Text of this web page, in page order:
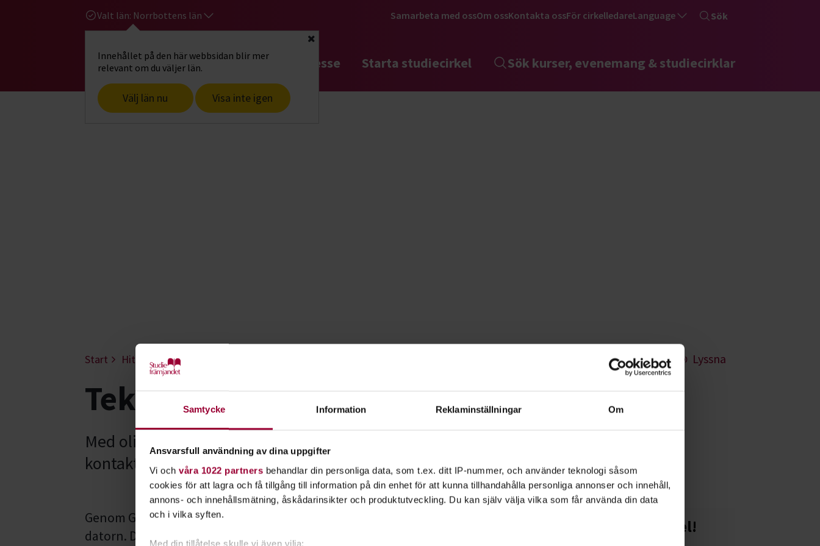
Samtycke Information Reklaminställningar Om
Ansvarsfull användning av dina uppgifter
Vi och våra 1022 partners behandlar din personliga data, som t.ex. ditt IP-nummer, och använder teknologi såsom
cookies för att lagra och få tillgång till information på din enhet för att kunna tillhandahålla personliga annonser och innehåll,
annons- och innehållsmätning, åskådarinsikter och produktutveckling. Du kan själv välja vilka som får använda din data
och i vilka syften.
Med din tillåtelse skulle vi även vilja:
Valt län: Norrbottens län
Innehållet på den här webbsidan blir mer
relevant om du väljer län.
Välj län nu Visa inte igen
Stäng
Samarbeta med ossOm ossKontakta ossFör cirkelledareLanguage Sök
Gå till studiefrämjandets startsidaHitta intresse Starta studiecirkel Sök kurser, evenemang & studiecirklar
Start Hitta intresse Lyssna
Tekniska hjälpmedel - Norrbotten
Med olika tekniska hjälpmedel gör du jakten säkrare. Lika lätt som du håller
kontakten med dina jaktkamrater, lika lätt kan du spåra hunden.
Genom GPS-teknik har du koll på din jakthund direkt via mobilen eller
datorn. Du kan också märka upp områden i naturen.
Starta en studiecirkel!